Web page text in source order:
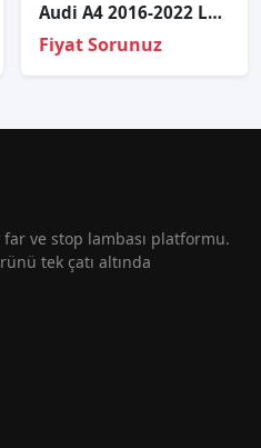
Audi A4 2016-2022 Led Far Beyni – 7PP941571BB
Fiyat Sorunuz
ve stop lambası platformu.
tek çatı altında